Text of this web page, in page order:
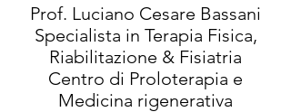
Prof. Luciano Cesare Bassani
Specialista in Terapia Fisica,
Riabilitazione & Fisiatria
Centro di Proloterapia e
Medicina rigenerativa